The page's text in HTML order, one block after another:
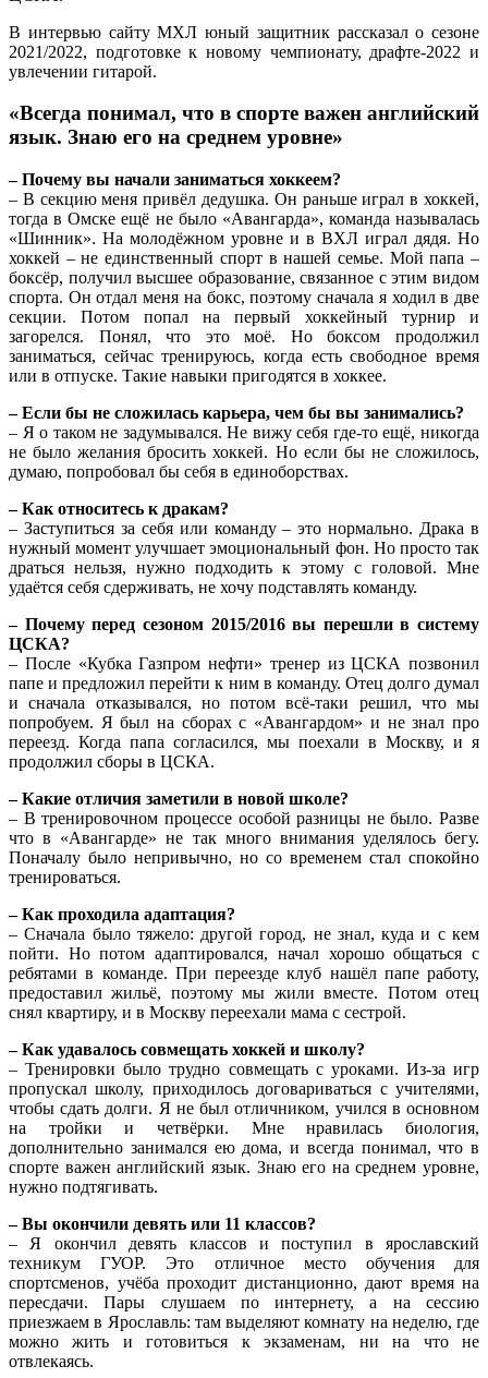
В интервью сайту МХЛ юный защитник рассказал о сезоне
2021/2022, подготовке к новому чемпионату, драфте-2022 и
увлечении гитарой.
«Всегда понимал, что в спорте важен английский
язык. Знаю его на среднем уровне»
– Почему вы начали заниматься хоккеем?
– В секцию меня привёл дедушка. Он раньше играл в хоккей,
тогда в Омске ещё не было «Авангарда», команда называлась
«Шинник». На молодёжном уровне и в ВХЛ играл дядя. Но
хоккей – не единственный спорт в нашей семье. Мой папа –
боксёр, получил высшее образование, связанное с этим видом
спорта. Он отдал меня на бокс, поэтому сначала я ходил в две
секции. Потом попал на первый хоккейный турнир и
загорелся. Понял, что это моё. Но боксом продолжил
заниматься, сейчас тренируюсь, когда есть свободное время
или в отпуске. Такие навыки пригодятся в хоккее.
– Если бы не сложилась карьера, чем бы вы занимались?
– Я о таком не задумывался. Не вижу себя где-то ещё, никогда
не было желания бросить хоккей. Но если бы не сложилось,
думаю, попробовал бы себя в единоборствах.
– Как относитесь к дракам?
– Заступиться за себя или команду – это нормально. Драка в
нужный момент улучшает эмоциональный фон. Но просто так
драться нельзя, нужно подходить к этому с головой. Мне
удаётся себя сдерживать, не хочу подставлять команду.
– Почему перед сезоном 2015/2016 вы перешли в систему
ЦСКА?
– После «Кубка Газпром нефти» тренер из ЦСКА позвонил
папе и предложил перейти к ним в команду. Отец долго думал
и сначала отказывался, но потом всё-таки решил, что мы
попробуем. Я был на сборах с «Авангардом» и не знал про
переезд. Когда папа согласился, мы поехали в Москву, и я
продолжил сборы в ЦСКА.
– Какие отличия заметили в новой школе?
– В тренировочном процессе особой разницы не было. Разве
что в «Авангарде» не так много внимания уделялось бегу.
Поначалу было непривычно, но со временем стал спокойно
тренироваться.
– Как проходила адаптация?
– Сначала было тяжело: другой город, не знал, куда и с кем
пойти. Но потом адаптировался, начал хорошо общаться с
ребятами в команде. При переезде клуб нашёл папе работу,
предоставил жильё, поэтому мы жили вместе. Потом отец
снял квартиру, и в Москву переехали мама с сестрой.
– Как удавалось совмещать хоккей и школу?
– Тренировки было трудно совмещать с уроками. Из-за игр
пропускал школу, приходилось договариваться с учителями,
чтобы сдать долги. Я не был отличником, учился в основном
на тройки и четвёрки. Мне нравилась биология,
дополнительно занимался ею дома, и всегда понимал, что в
спорте важен английский язык. Знаю его на среднем уровне,
нужно подтягивать.
– Вы окончили девять или 11 классов?
– Я окончил девять классов и поступил в ярославский
техникум ГУОР. Это отличное место обучения для
спортсменов, учёба проходит дистанционно, дают время на
пересдачи. Пары слушаем по интернету, а на сессию
приезжаем в Ярославль: там выделяют комнату на неделю, где
можно жить и готовиться к экзаменам, ни на что не
отвлекаясь.